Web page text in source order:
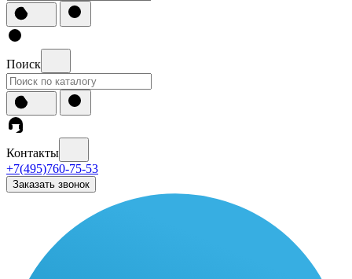
Поиск
Контакты
+7(495)760-75-53
Заказать звонок